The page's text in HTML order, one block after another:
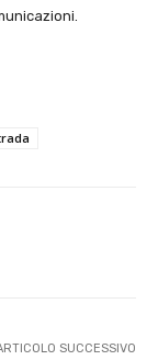
SUCCESSIVO